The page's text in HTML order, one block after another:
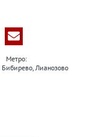
Метро:
Лианозово